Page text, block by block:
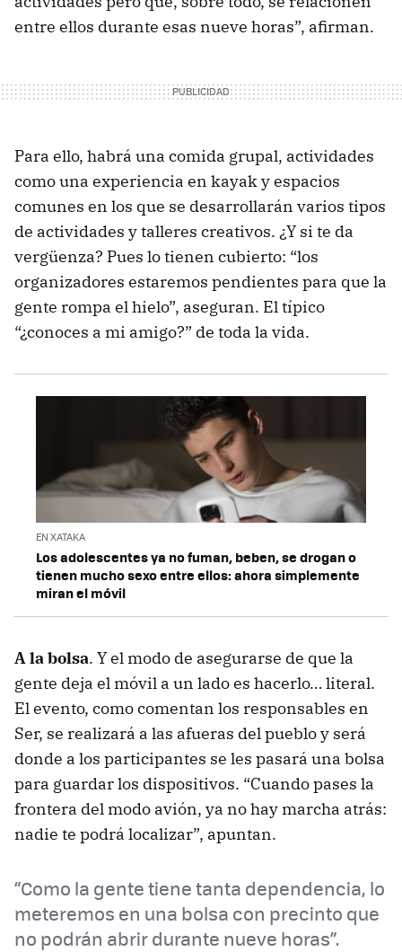
entre ellos durante esas nueve horas”, afirman.
Para ello, habrá una comida grupal, actividades
como una experiencia en kayak y espacios
comunes en los que se desarrollarán varios tipos
de actividades y talleres creativos. ¿Y si te da
vergüenza? Pues lo tienen cubierto: “los
organizadores estaremos pendientes para que la
gente rompa el hielo”, aseguran. El típico
“¿conoces a mi amigo?” de toda la vida.
EN XATAKA
Los adolescentes ya no fuman, beben, se drogan o
tienen mucho sexo entre ellos: ahora simplemente
miran el móvil
A la bolsa. Y el modo de asegurarse de que la
gente deja el móvil a un lado es hacerlo… literal.
El evento, como comentan los responsables en
Ser, se realizará a las afueras del pueblo y será
donde a los participantes se les pasará una bolsa
para guardar los dispositivos. “Cuando pases la
frontera del modo avión, ya no hay marcha atrás:
nadie te podrá localizar”, apuntan.
“Como la gente tiene tanta dependencia, lo
meteremos en una bolsa con precinto que
no podrán abrir durante nueve horas”.